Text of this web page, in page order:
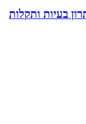
בעיות ותקלות